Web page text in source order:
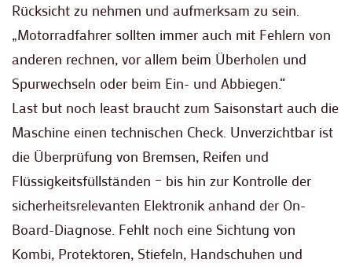
Rücksicht zu nehmen und aufmerksam zu sein.
„Motorradfahrer sollten immer auch mit Fehlern von
anderen rechnen, vor allem beim Überholen und
Spurwechseln oder beim Ein- und Abbiegen.“
Last but noch least braucht zum Saisonstart auch die
Maschine einen technischen Check. Unverzichtbar ist
die Überprüfung von Bremsen, Reifen und
Flüssigkeitsfüllständen – bis hin zur Kontrolle der
sicherheitsrelevanten Elektronik anhand der On-
Board-Diagnose. Fehlt noch eine Sichtung von
Kombi, Protektoren, Stiefeln, Handschuhen und